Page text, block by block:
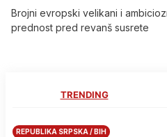
Brojni evropski velikani i
prednost pred revanš susrete
TRENDING
REPUBLIKA SRPSKA / BIH